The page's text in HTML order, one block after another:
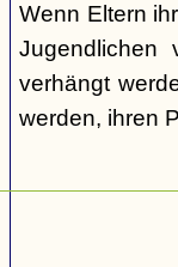
Wenn Eltern
Jugendlichen
verhängt
werden, ihren